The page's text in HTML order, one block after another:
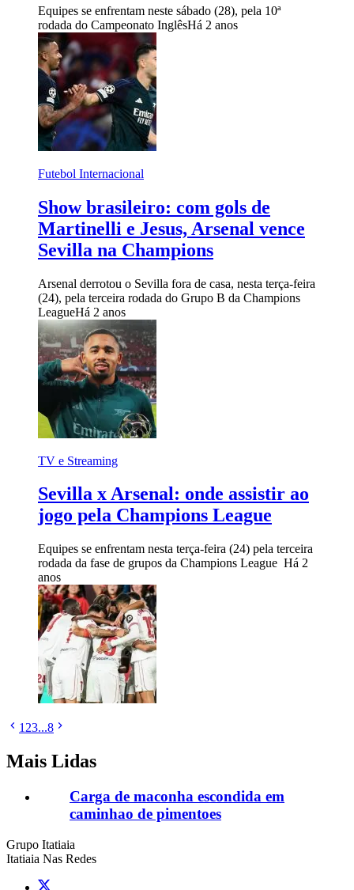
Equipes se enfrentam neste sábado (28), pela 10ª
rodada do Campeonato InglêsHá 2 anos
Futebol Internacional
Show brasileiro: com gols de
Martinelli e Jesus, Arsenal vence
Sevilla na Champions
Arsenal derrotou o Sevilla fora de casa, nesta terça-feira
(24), pela terceira rodada do Grupo B da Champions
LeagueHá 2 anos
TV e Streaming
Sevilla x Arsenal: onde assistir ao
jogo pela Champions League
Equipes se enfrentam nesta terça-feira (24) pela terceira
rodada da fase de grupos da Champions League Há 2
anos
1 23...8
Mais Lidas
Carga de maconha escondida em
caminhao de pimentoes
Grupo Itatiaia
Itatiaia Nas Redes